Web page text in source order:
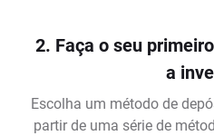
2. Faça o seu
a
Escolha um método de
partir de uma série de